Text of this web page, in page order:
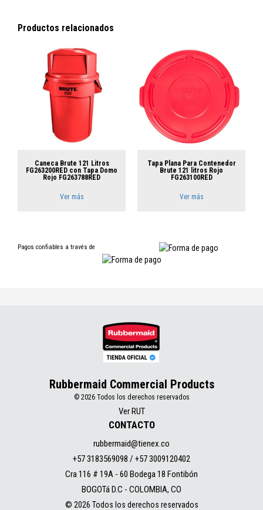
Productos relacionados
Caneca Brute 121 Litros
FG263200RED con Tapa Domo
Rojo FG263788RED
Ver más
Tapa Plana Para Contenedor
Brute 121 litros Rojo
FG263100RED
Ver más
Pagos confiables a través de
Rubbermaid Commercial Products
© 2026 Todos los derechos reservados
Ver RUT
CONTACTO
rubbermaid@tienex.co
+57 3183569098 / +57 3009120402
Cra 116 # 19A - 60 Bodega 18 Fontibón
BOGOTá D.C - COLOMBIA, CO
© 2026 Todos los derechos reservados